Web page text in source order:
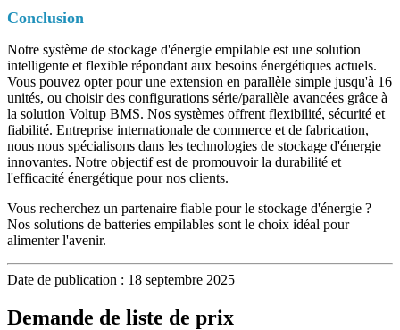
Conclusion
Notre système de stockage d'énergie empilable est une solution
intelligente et flexible répondant aux besoins énergétiques actuels.
Vous pouvez opter pour une extension en parallèle simple jusqu'à 16
unités, ou choisir des configurations série/parallèle avancées grâce à
la solution Voltup BMS. Nos systèmes offrent flexibilité, sécurité et
fiabilité. Entreprise internationale de commerce et de fabrication,
nous nous spécialisons dans les technologies de stockage d'énergie
innovantes. Notre objectif est de promouvoir la durabilité et
l'efficacité énergétique pour nos clients.
Vous recherchez un partenaire fiable pour le stockage d'énergie ?
Nos solutions de batteries empilables sont le choix idéal pour
alimenter l'avenir.
Date de publication : 18 septembre 2025
Demande de liste de prix